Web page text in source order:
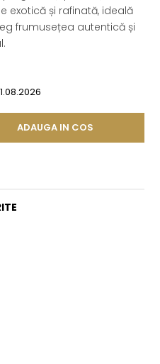
exotică și rafinată, ideală
frumusețea autentică și
ADAUGA IN COS